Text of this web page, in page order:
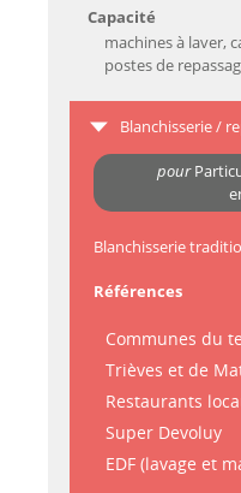
Capacité
machines à laver,
postes de
Blanchisserie /
pour
Blanchisserie
Références
Communes du
Trièves et de
Restaurants
Super Devoluy
EDF (lavage et